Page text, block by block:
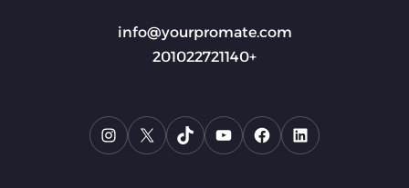
info@yourpromate.com
+201022721140